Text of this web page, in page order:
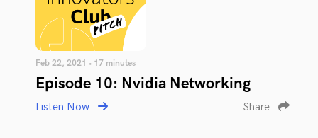
Feb 22, 2021 • 17 minutes
Episode 10: Nvidia Networking
Listen Now Share